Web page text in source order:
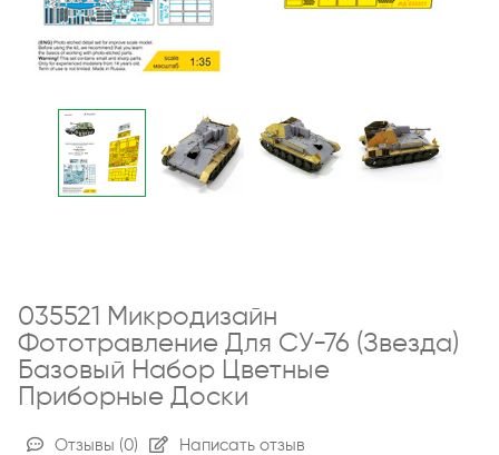
035521 Микродизайн
Фототравление Для СУ-76 (Звезда)
Базовый Набор Цветные
Приборные Доски
Отзывы (0) Написать отзыв